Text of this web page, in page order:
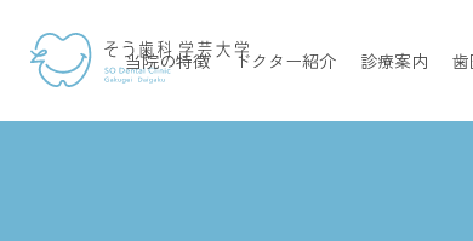
当院の特徴 ドクター紹介 診療案内